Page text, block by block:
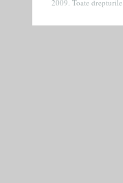
2009. Toate